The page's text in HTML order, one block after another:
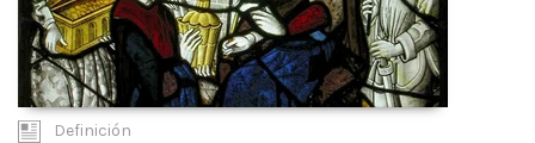
Definición